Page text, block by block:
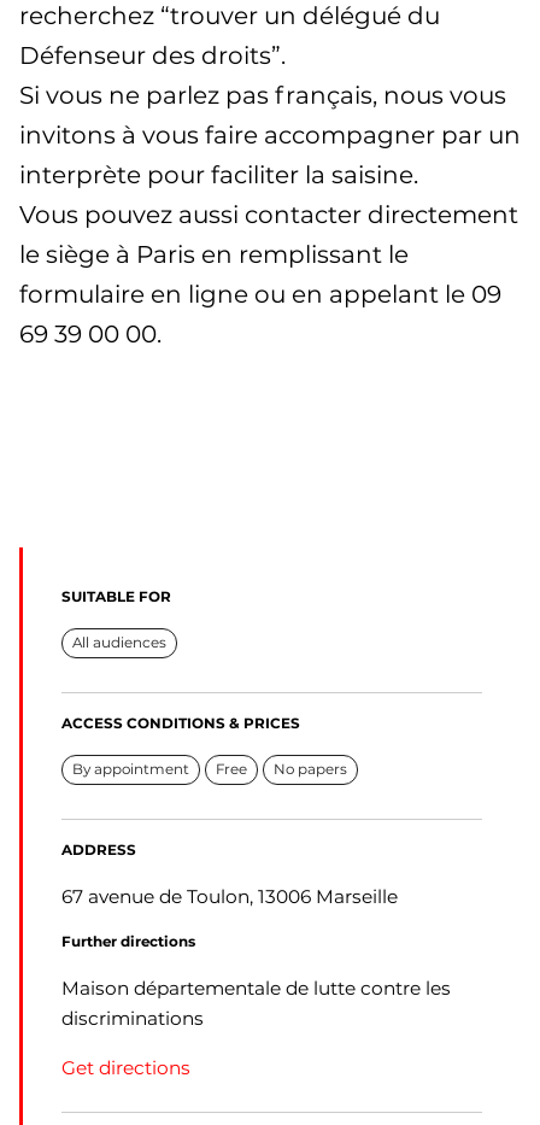
recherchez “trouver un délégué du
Défenseur des droits”.
Si vous ne parlez pas français, nous vous
invitons à vous faire accompagner par un
interprète pour faciliter la saisine.
Vous pouvez aussi contacter directement
le siège à Paris en remplissant le
formulaire en ligne ou en appelant le 09
69 39 00 00.
SUITABLE FOR
All audiences
ACCESS CONDITIONS & PRICES
By appointment Free No papers
ADDRESS
67 avenue de Toulon, 13006 Marseille
Further directions
Maison départementale de lutte contre les
discriminations
Get directions